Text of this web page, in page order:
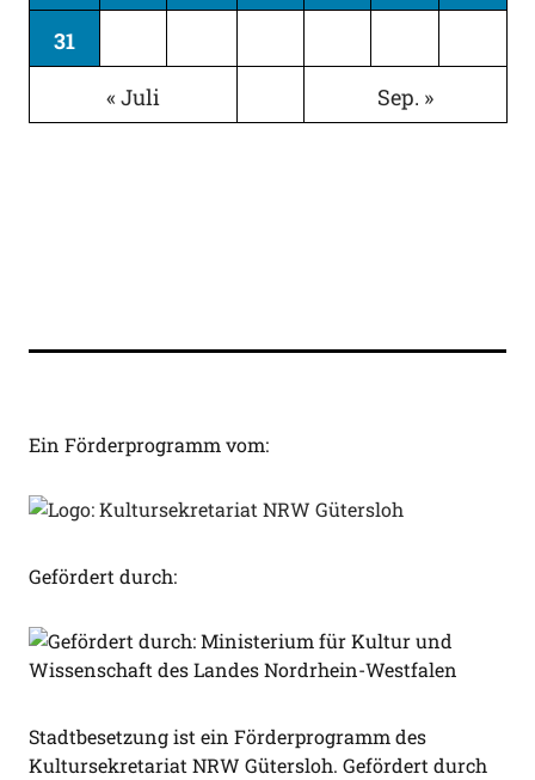
31
« Juli
Sep. »
Ein Förderprogramm vom:
Gefördert durch:
Stadtbesetzung ist ein Förderprogramm des
Kultursekretariat NRW Gütersloh. Gefördert durch